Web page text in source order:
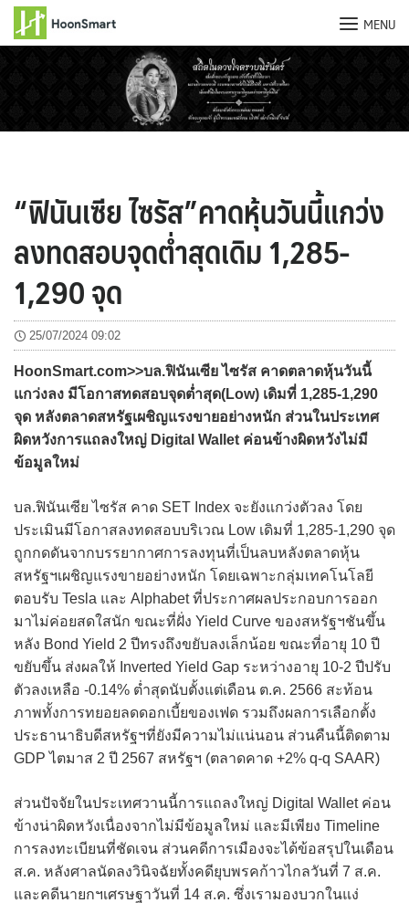
MENU
“ฟินันเซีย ไซรัส”คาดหุ้นวันนี้แกว่ง
ลงทดสอบจุดต่ำสุดเดิม 1,285-
1,290 จุด
25/07/2024 09:02
HoonSmart.com>>บล.ฟินันเซีย ไซรัส คาดตลาดหุ้นวันนี้
แกว่งลง มีโอกาสทดสอบจุดต่ำสุด(Low) เดิมที่ 1,285-1,290
จุด หลังตลาดสหรัฐเผชิญแรงขายอย่างหนัก ส่วนในประเทศ
ผิดหวังการแถลงใหญ่ Digital Wallet ค่อนข้างผิดหวังไม่มี
ข้อมูลใหม่
บล.ฟินันเซีย ไซรัส คาด SET Index จะยังแกว่งตัวลง โดย
ประเมินมีโอกาสลงทดสอบบริเวณ Low เดิมที่ 1,285-1,290 จุด
ถูกกดดันจากบรรยากาศการลงทุนที่เป็นลบหลังตลาดหุ้น
สหรัฐฯเผชิญแรงขายอย่างหนัก โดยเฉพาะกลุ่มเทคโนโลยี
ตอบรับ Tesla และ Alphabet ที่ประกาศผลประกอบการออก
มาไม่ค่อยสดใสนัก ขณะที่ฝั่ง Yield Curve ของสหรัฐฯชันขึ้น
หลัง Bond Yield 2 ปีทรงถึงขยับลงเล็กน้อย ขณะที่อายุ 10 ปี
ขยับขึ้น ส่งผลให้ Inverted Yield Gap ระหว่างอายุ 10-2 ปีปรับ
ตัวลงเหลือ -0.14% ต่ำสุดนับตั้งแต่เดือน ต.ค. 2566 สะท้อน
ภาพทั้งการทยอยลดดอกเบี้ยของเฟด รวมถึงผลการเลือกตั้ง
ประธานาธิบดีสหรัฐฯที่ยังมีความไม่แน่นอน ส่วนคืนนี้ติดตาม
GDP ไตมาส 2 ปี 2567 สหรัฐฯ (ตลาดคาด +2% q-q SAAR)
ส่วนปัจจัยในประเทศวานนี้การแถลงใหญ่ Digital Wallet ค่อน
ข้างน่าผิดหวังเนื่องจากไม่มีข้อมูลใหม่ และมีเพียง Timeline
การลงทะเบียนที่ชัดเจน ส่วนคดีการเมืองจะได้ข้อสรุปในเดือน
ส.ค. หลังศาลนัดลงวินิจฉัยทั้งคดียุบพรคก้าวไกลวันที่ 7 ส.ค.
และคดีนายกฯเศรษฐาวันที่ 14 ส.ค. ซึ่งเรามองบวกในแง่